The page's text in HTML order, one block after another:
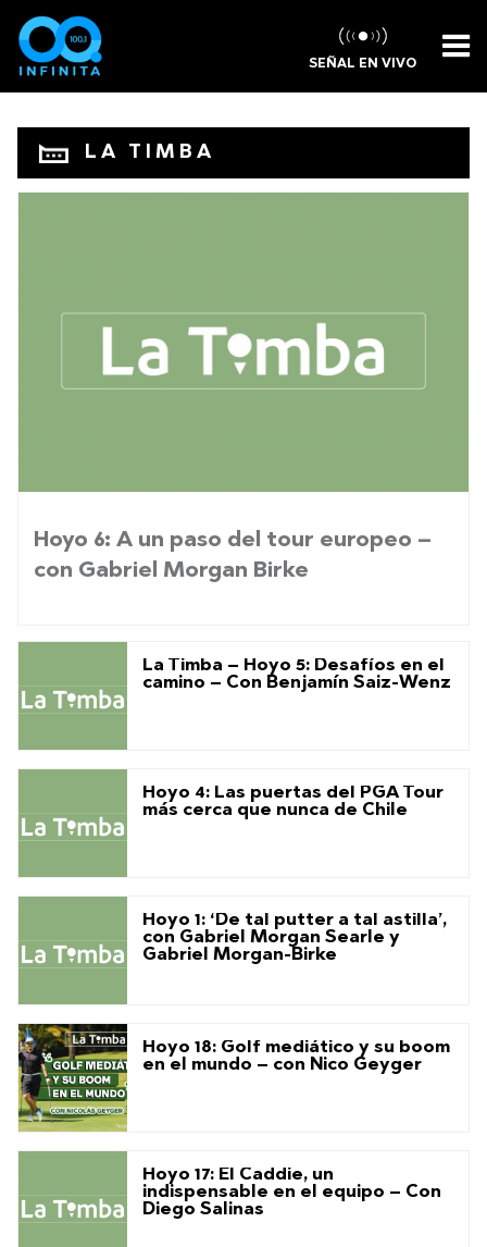
SEÑAL EN VIVO
LA TIMBA
Hoyo 6: A un paso del tour europeo –
con Gabriel Morgan Birke
La Timba – Hoyo 5: Desafíos en el
camino – Con Benjamín Saiz-Wenz
Hoyo 4: Las puertas del PGA Tour
más cerca que nunca de Chile
Hoyo 1: ‘De tal putter a tal astilla’,
con Gabriel Morgan Searle y
Gabriel Morgan-Birke
Hoyo 18: Golf mediático y su boom
en el mundo – con Nico Geyger
Hoyo 17: El Caddie, un
indispensable en el equipo – Con
Diego Salinas